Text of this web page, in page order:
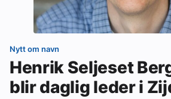
Nytt om navn
Henrik Seljeset
blir daglig leder i